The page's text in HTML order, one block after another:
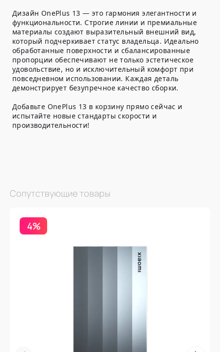
Дизайн OnePlus 13 — это гармония элегантности и
функциональности. Строгие линии и премиальные
материалы создают выразительный внешний вид,
который подчеркивает статус владельца. Идеально
обработанные поверхности и сбалансированные
пропорции обеспечивают не только эстетическое
удовольствие, но и исключительный комфорт при
повседневном использовании. Каждая деталь
демонстрирует безупречное качество сборки.
Добавьте OnePlus 13 в корзину прямо сейчас и
испытайте новые стандарты скорости и
производительности!
Сопутствующие товары
4%